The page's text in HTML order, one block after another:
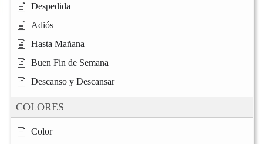
Despedida
Adiós
Hasta Mañana
Buen Fin de Semana
Descanso y Descansar
COLORES
Color